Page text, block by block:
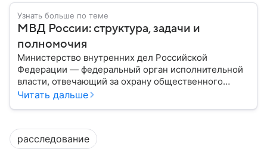
Узнать больше по теме
МВД России: структура, задачи и
полномочия
Министерство внутренних дел Российской
Федерации — федеральный орган исполнительной
власти, отвечающий за охрану общественного
порядка, борьбу с преступностью, обеспечение
В материале рассказываем, чем занимается МВД
России, какие задачи выполняет министерство, как
устроена его структура, кто возглавляет ведомство
Читать дальше
расследование